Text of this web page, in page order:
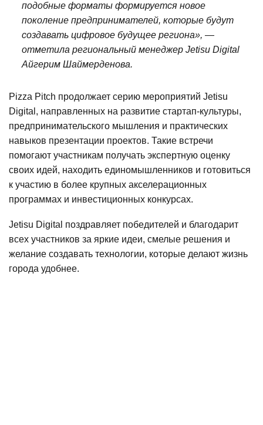
подобные форматы формируется новое
поколение предпринимателей, которые будут
создавать цифровое будущее региона», —
отметила региональный менеджер Jetisu Digital
Айгерим Шаймерденова.
Pizza Pitch продолжает серию мероприятий Jetisu
Digital, направленных на развитие стартап-культуры,
предпринимательского мышления и практических
навыков презентации проектов. Такие встречи
помогают участникам получать экспертную оценку
своих идей, находить единомышленников и готовиться
к участию в более крупных акселерационных
программах и инвестиционных конкурсах.
Jetisu Digital поздравляет победителей и благодарит
всех участников за яркие идеи, смелые решения и
желание создавать технологии, которые делают жизнь
города удобнее.